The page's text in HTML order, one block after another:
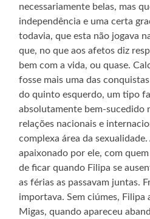
necessariamente belas, mas
independência e uma certa
todavia, que esta não jogava
que, no que aos afetos diz
bem com a vida, ou quase.
fosse mais uma das
do quinto esquerdo, um tipo
absolutamente bem-sucedido
relações nacionais e
complexa área da
apaixonado por ele, com
de ficar quando Filipa se
as férias as passavam juntas.
importava. Sem ciúmes, Filipa
Migas, quando apareceu